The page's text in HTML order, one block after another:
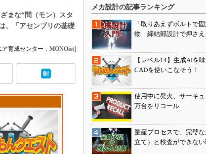
まな“問（モン）スタ
、「アセンブリの基礎
育成センター ， MONOist]
メカ設計の記事ランキング
「取りあえずボルトで
物 締結部設計で押さえ
【レベル14】生成AIを
CADを使いこなそう！
使用中に発火、サーキ
万台をリコール
量産プロセスで、完璧
立て）と検査ができない